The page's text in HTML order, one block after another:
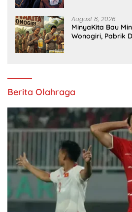
August 8, 2026
MinyaKita Bau
Wonogiri, Pabrik
Berita Olahraga